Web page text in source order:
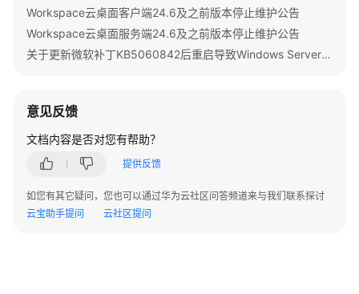
Workspace云桌面客户端24.6及之前版本停止维护公告
Workspace云桌面服务端24.6及之前版本停止维护公告
关于更新微软补丁KB5060842后重启导致Windows Server 2022发放的桌面无法启动的公告
意见反馈
文档内容是否对您有帮助？
提供反馈
如您有其它疑问，您也可以通过华为云社区问答频道来与我们联系探讨
云宝助手提问
云社区提问